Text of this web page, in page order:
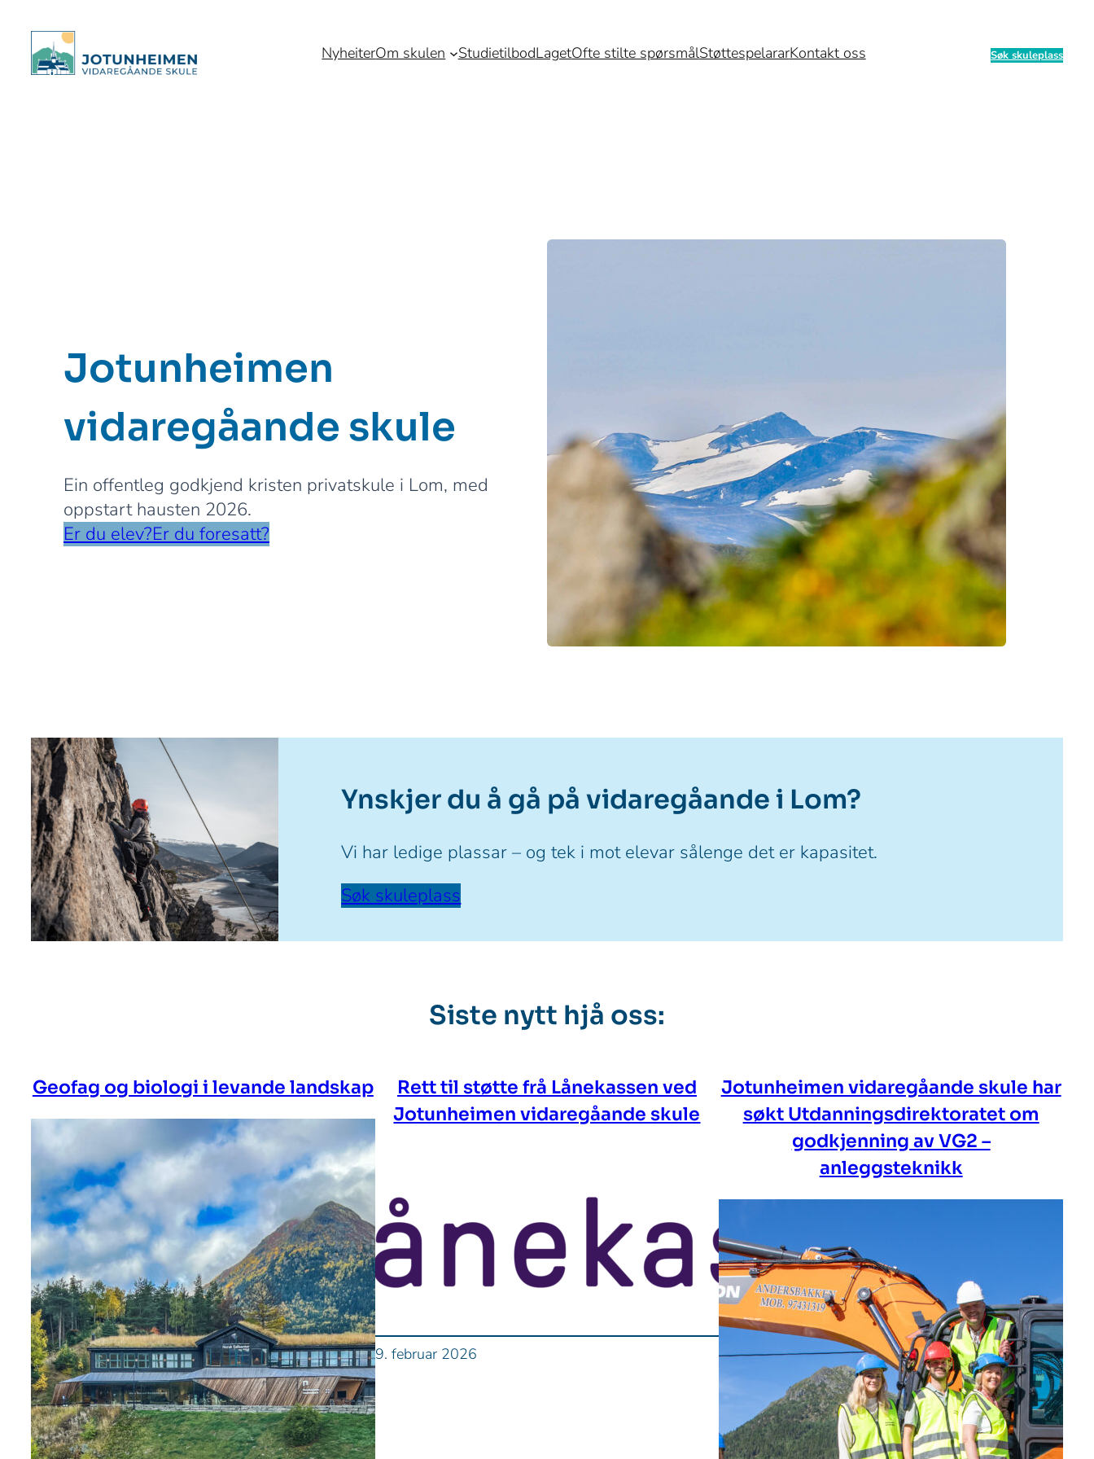
innhold
NyheiterOm skulen StudietilbodLagetOfte stilte spørsmålStøttespelararKontakt oss Søk skuleplass
Jotunheimen
vidaregåande skule
Ein offentleg godkjend kristen privatskule i Lom, med
oppstart hausten 2026.
Er du elev?Er du foresatt?
Ynskjer du å gå på vidaregåande i Lom?
Vi har ledige plassar – og tek i mot elevar sålenge det er kapasitet.
Søk skuleplass
Siste nytt hjå oss:
Geofag og biologi i levande landskap
Rett til støtte frå Lånekassen ved
Jotunheimen vidaregåande skule
9. februar 2026
Jotunheimen vidaregåande skule har
søkt Utdanningsdirektoratet om
godkjenning av VG2 –
anleggsteknikk